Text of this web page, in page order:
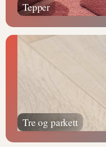
Tepper
Tre og parkett